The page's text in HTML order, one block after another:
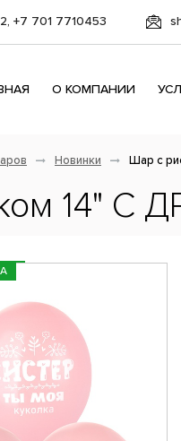
+7 701 7710453
О КОМПАНИИ
Новинки Шар с
14" С